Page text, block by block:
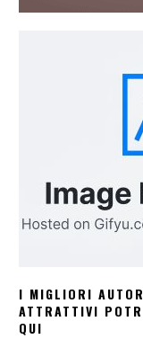
I MIGLIORI
ATTRATTIVI
QUI